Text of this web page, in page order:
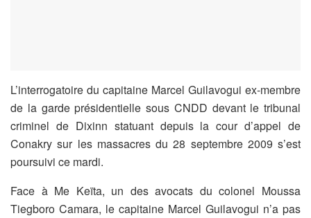
L’interrogatoire du capitaine Marcel Guilavogui ex-membre
de la garde présidentielle sous CNDD devant le tribunal
criminel de Dixinn statuant depuis la cour d’appel de
Conakry sur les massacres du 28 septembre 2009 s’est
poursuivi ce mardi.
Face à Me Keïta, un des avocats du colonel Moussa
Tiegboro Camara, le capitaine Marcel Guilavogui n’a pas